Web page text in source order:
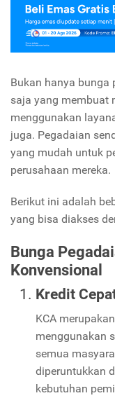
Bukan hanya bunga
saja yang membuat
menggunakan
juga. Pegadaian
yang mudah untuk
perusahaan mereka.
Berikut ini adalah
yang bisa diakses
Bunga
Konvensional
Kredit
KCA
menggunakan
semua
diperuntukkan
kebutuhan